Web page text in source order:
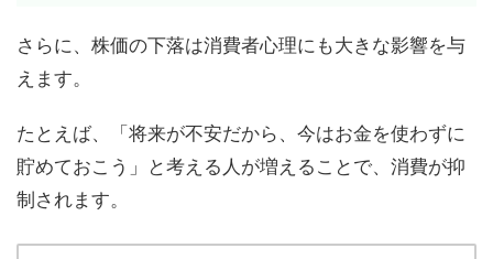
さらに、株価の下落は消費者心理にも大きな影響を与
えます。
たとえば、「将来が不安だから、今はお金を使わずに
貯めておこう」と考える人が増えることで、消費が抑
制されます。